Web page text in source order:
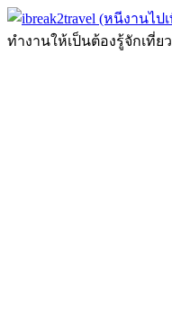
ทำงานให้เป็นต้องรู้จักเที่ยว